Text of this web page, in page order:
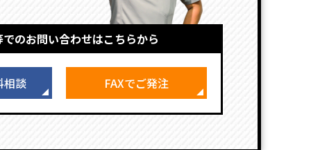
のお問い合わせはこちらから
相談 FAXでご発注